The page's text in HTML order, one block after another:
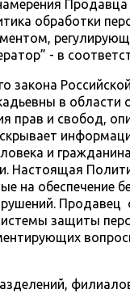
обработки
- в
закона
в области
и свобод,
и
Настоящая
на обеспечение
защиты